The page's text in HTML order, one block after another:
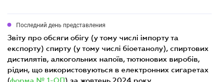
Последний день представления
звіту про обсяги обігу (у тому числі імпорту та
експорту) спирту (у тому числі біоетанолу), спиртових
дистилятів, алкогольних напоїв, тютюнових виробів,
рідин, що використовуються в електронних сигаретах
(форма № 1-ОП) за жовтень 2024 року